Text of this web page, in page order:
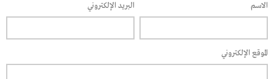
الاسم البريد الإلكتروني
الموقع الإلكتروني